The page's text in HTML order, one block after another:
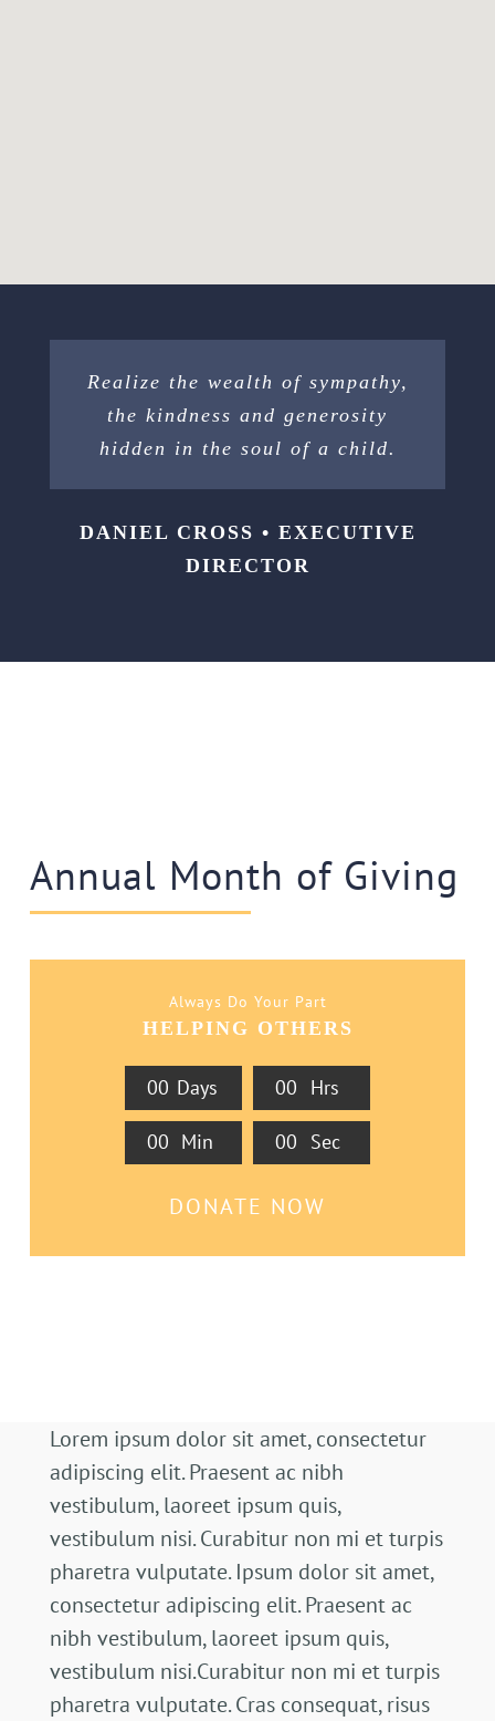
Realize the wealth of sympathy,
the kindness and generosity
hidden in the soul of a child.
DANIEL CROSS • EXECUTIVE
DIRECTOR
Annual Month of Giving
Always Do Your Part
HELPING OTHERS
00 Days 00 Hrs
00 Min 00 Sec
DONATE NOW
Lorem ipsum dolor sit amet, consectetur
adipiscing elit. Praesent ac nibh
vestibulum, laoreet ipsum quis,
vestibulum nisi. Curabitur non mi et turpis
pharetra vulputate. Ipsum dolor sit amet,
consectetur adipiscing elit. Praesent ac
nibh vestibulum, laoreet ipsum quis,
vestibulum nisi.Curabitur non mi et turpis
pharetra vulputate. Cras consequat, risus